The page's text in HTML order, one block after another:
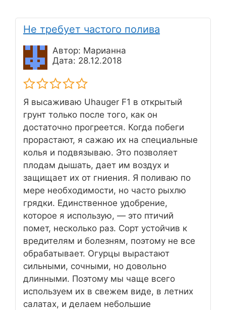
Не требует частого полива
Автор: Марианна
Дата: 28.12.2018
Я высаживаю Uhauger F1 в открытый
грунт только после того, как он
достаточно прогреется. Когда побеги
прорастают, я сажаю их на специальные
колья и подвязываю. Это позволяет
плодам дышать, дает им воздух и
защищает их от гниения. Я поливаю по
мере необходимости, но часто рыхлю
грядки. Единственное удобрение,
которое я использую, — это птичий
помет, несколько раз. Сорт устойчив к
вредителям и болезням, поэтому не все
обрабатывает. Огурцы вырастают
сильными, сочными, но довольно
длинными. Поэтому мы чаще всего
используем их в свежем виде, в летних
салатах, и делаем небольшие